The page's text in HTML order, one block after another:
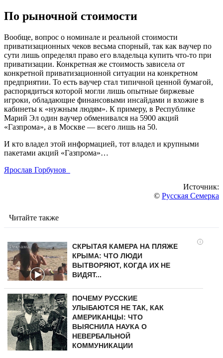
По рыночной стоимости
Вообще, вопрос о номинале и реальной стоимости
приватизационных чеков весьма спорный, так как ваучер по
сути лишь определял право его владельца купить что-то при
приватизации. Конкретная же стоимость зависела от
конкретной приватизационной ситуации на конкретном
предприятии. То есть ваучер стал типичной ценной бумагой,
распорядиться которой могли лишь опытные биржевые
игроки, обладающие финансовыми инсайдами и вхожие в
кабинеты к «нужным людям». К примеру, в Республике
Марий Эл один ваучер обменивался на 5900 акций
«Газпрома», а в Москве — всего лишь на 50.
И кто владел этой информацией, тот владел и крупными
пакетами акций «Газпрома»…
Ярослав Горбунов
Источник:
© Русская Семерка
Читайте также
i
СКРЫТАЯ КАМЕРА НА ПЛЯЖЕ
КРЫМА: ЧТО ЛЮДИ
ВЫТВОРЯЮТ, КОГДА ИХ НЕ
ВИДЯТ...
ПОЧЕМУ РУССКИЕ
УЛЫБАЮТСЯ НЕ ТАК, КАК
АМЕРИКАНЦЫ: ЧТО
ВЫЯСНИЛА НАУКА О
НЕВЕРБАЛЬНОЙ
КОММУНИКАЦИИ